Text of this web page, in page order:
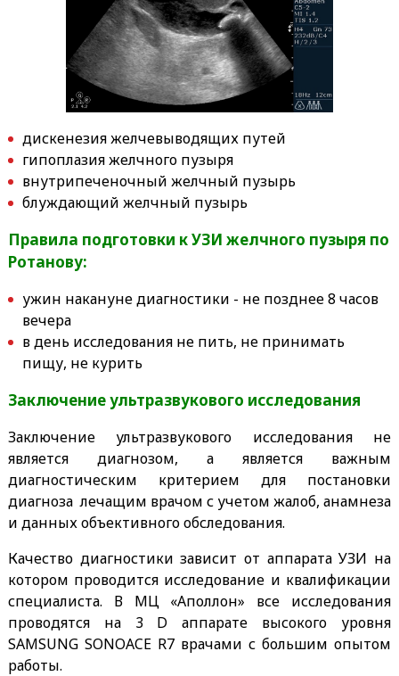
дискенезия желчевыводящих путей
гипоплазия желчного пузыря
внутрипеченочный желчный пузырь
блуждающий желчный пузырь
Правила подготовки к УЗИ желчного пузыря по
Ротанову:
ужин накануне диагностики - не позднее 8 часов
вечера
в день исследования не пить, не принимать
пищу, не курить
Заключение ультразвукового исследования
Заключение ультразвукового исследования не
является диагнозом, а является важным
диагностическим критерием для постановки
диагноза лечащим врачом с учетом жалоб, анамнеза
и данных объективного обследования.
Качество диагностики зависит от аппарата УЗИ на
котором проводится исследование и квалификации
специалиста. В МЦ «Аполлон» все исследования
проводятся на 3 D аппарате высокого уровня
SAMSUNG SONOACE R7 врачами с большим опытом
работы.